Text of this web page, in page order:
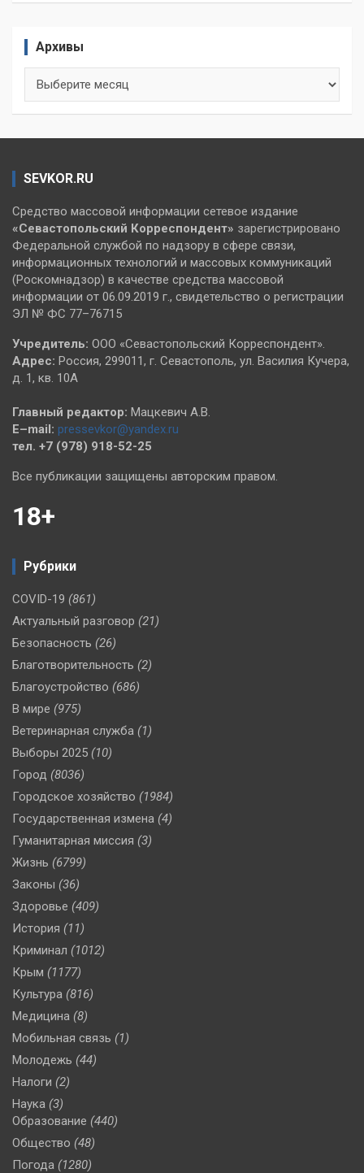
Архивы
SEVKOR.RU
Средство массовой информации сетевое издание
«Севастопольский Корреспондент» зарегистрировано
Федеральной службой по надзору в сфере связи,
информационных технологий и массовых коммуникаций
(Роскомнадзор) в качестве средства массовой
информации от 06.09.2019 г., свидетельство о регистрации
ЭЛ № ФС 77–76715
Учредитель: ООО «Севастопольский Корреспондент».
Адрес: Россия, 299011, г. Севастополь, ул. Василия Кучера,
д. 1, кв. 10А
Главный редактор: Мацкевич А.В.
E–mail: pressevkor@yandex.ru
тел. +7 (978) 918-52-25
Все публикации защищены авторским правом.
18+
Рубрики
COVID-19 (861)
Актуальный разговор (21)
Безопасность (26)
Благотворительность (2)
Благоустройство (686)
В мире (975)
Ветеринарная служба (1)
Выборы 2025 (10)
Город (8036)
Городское хозяйство (1984)
Государственная измена (4)
Гуманитарная миссия (3)
Жизнь (6799)
Законы (36)
Здоровье (409)
История (11)
Криминал (1012)
Крым (1177)
Культура (816)
Медицина (8)
Мобильная связь (1)
Молодежь (44)
Налоги (2)
Наука (3)
Образование (440)
Общество (48)
Погода (1280)